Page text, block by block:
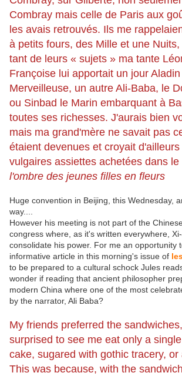
Combray mais celle de Paris aux
les avais retrouvés. Ils me
à petits fours, des Mille et une
tant de leurs « sujets » ma tante
Françoise lui apportait un jour
Merveilleuse, un autre Ali-Baba, le
ou Sinbad le Marin embarquant à
toutes ses richesses. J'aurais bien
mais ma grand'mère ne savait pas
étaient devenues et croyait
vulgaires assiettes achetées dans
l'ombre des jeunes filles en fleurs
Huge convention in Beijing, this Wednesday,
way....
However his meeting is not part of the
congress where, as it's written everywhere,
consolidate his power. For me an opportunity
informative article in this morning's issue of
to be prepared to a cultural schock Jules
wonder if reading that ancient philosopher
modern China where one of the most
by the narrator, Ali Baba?
My friends preferred the
surprised to see me eat only a
cake, sugared with gothic tracery, or
This was because, with the